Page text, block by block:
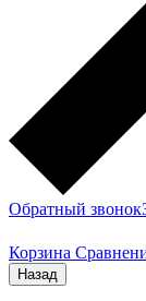
Обратный звонок
Корзина
Назад